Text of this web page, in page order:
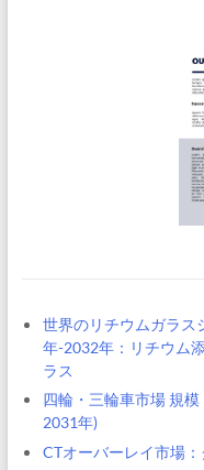
世界のリチウムガラス
年-2032年：リチウム
ラス
四輪・三輪車市場 規
2031年)
CTオーバーレイ市場